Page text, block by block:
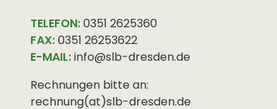
TELEFON:0351 2625360
FAX:0351 26253622
E-MAIL:info@slb-dresden.de
Rechnungen bitte an:
rechnung(at)slb-dresden.de